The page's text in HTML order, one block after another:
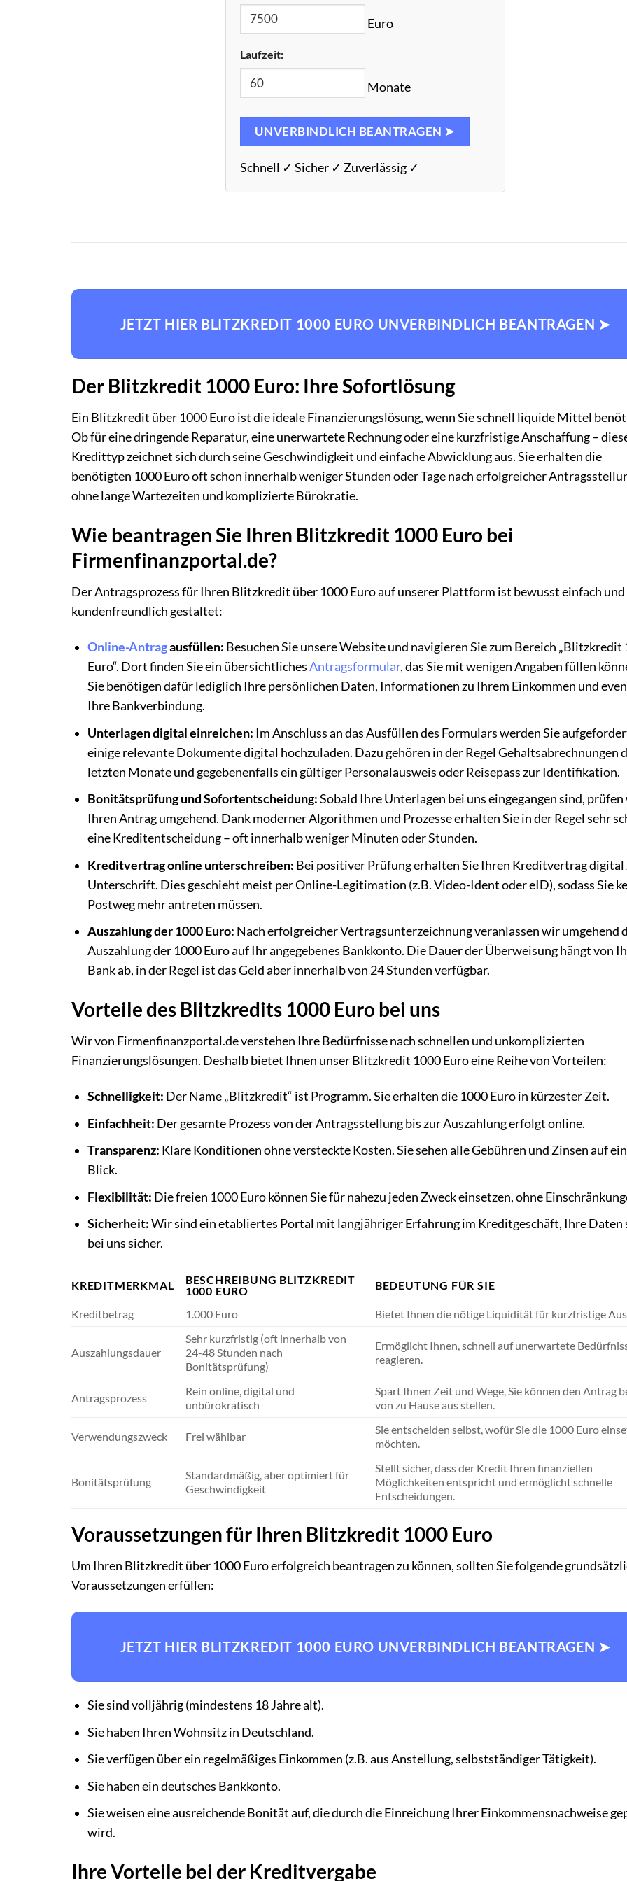
Euro
Laufzeit:
Monate
UNVERBINDLICH BEANTRAGEN ➤
Schnell ✓ Sicher ✓ Zuverlässig ✓
JETZT HIER BLITZKREDIT 1000 EURO UNVERBINDLICH BEANTRAGEN ➤
Der Blitzkredit 1000 Euro: Ihre Sofortlösung
Ein Blitzkredit über 1000 Euro ist die ideale Finanzierungslösung, wenn Sie schnell liquide Mittel
Ob für eine dringende Reparatur, eine unerwartete Rechnung oder eine kurzfristige Anschaffung –
Kredittyp zeichnet sich durch seine Geschwindigkeit und einfache Abwicklung aus. Sie erhalten die
benötigten 1000 Euro oft schon innerhalb weniger Stunden oder Tage nach erfolgreicher
ohne lange Wartezeiten und komplizierte Bürokratie.
Wie beantragen Sie Ihren Blitzkredit 1000 Euro bei
Firmenfinanzportal.de?
Der Antragsprozess für Ihren Blitzkredit über 1000 Euro auf unserer Plattform ist bewusst einfach und
kundenfreundlich gestaltet:
Online-Antragausfüllen: Besuchen Sie unsere Website und navigieren Sie zum Bereich „Blitzkredit
Euro“. Dort finden Sie ein übersichtlichesAntragsformular, das Sie mit wenigen Angaben füllen
Sie benötigen dafür lediglich Ihre persönlichen Daten, Informationen zu Ihrem Einkommen und
Ihre Bankverbindung.
Unterlagen digital einreichen: Im Anschluss an das Ausfüllen des Formulars werden Sie
einige relevante Dokumente digital hochzuladen. Dazu gehören in der Regel Gehaltsabrechnungen
letzten Monate und gegebenenfalls ein gültiger Personalausweis oder Reisepass zur Identifikation.
Bonitätsprüfung und Sofortentscheidung:Sobald Ihre Unterlagen bei uns eingegangen sind,
Ihren Antrag umgehend. Dank moderner Algorithmen und Prozesse erhalten Sie in der Regel sehr
eine Kreditentscheidung – oft innerhalb weniger Minuten oder Stunden.
Kreditvertrag online unterschreiben: Bei positiver Prüfung erhalten Sie Ihren Kreditvertrag digital
Unterschrift. Dies geschieht meist per Online-Legitimation (z.B. Video-Ident oder eID), sodass Sie
Postweg mehr antreten müssen.
Auszahlung der 1000 Euro: Nach erfolgreicher Vertragsunterzeichnung veranlassen wir umgehend
Auszahlung der 1000 Euro auf Ihr angegebenes Bankkonto. Die Dauer der Überweisung hängt von
Bank ab, in der Regel ist das Geld aber innerhalb von 24 Stunden verfügbar.
Vorteile des Blitzkredits 1000 Euro bei uns
Wir von Firmenfinanzportal.de verstehen Ihre Bedürfnisse nach schnellen und unkomplizierten
Finanzierungslösungen. Deshalb bietet Ihnen unser Blitzkredit 1000 Euro eine Reihe von Vorteilen:
Schnelligkeit: Der Name „Blitzkredit“ ist Programm. Sie erhalten die 1000 Euro in kürzester Zeit.
Einfachheit: Der gesamte Prozess von der Antragsstellung bis zur Auszahlung erfolgt online.
Transparenz: Klare Konditionen ohne versteckte Kosten. Sie sehen alle Gebühren und Zinsen auf
Blick.
Flexibilität: Die freien 1000 Euro können Sie für nahezu jeden Zweck einsetzen, ohne
Sicherheit:Wir sind ein etabliertes Portal mit langjähriger Erfahrung im Kreditgeschäft, Ihre Daten
bei uns sicher.
KREDITMERKMAL
BESCHREIBUNG BLITZKREDIT
1000 EURO
BEDEUTUNG FÜR SIE
Kreditbetrag 1.000 Euro Bietet Ihnen die nötige Liquidität für kurzfristige
Auszahlungsdauer
Sehr kurzfristig (oft innerhalb von
24-48 Stunden nach
Bonitätsprüfung)
Ermöglicht Ihnen, schnell auf unerwartete
reagieren.
Antragsprozess
Rein online, digital und
unbürokratisch
Spart Ihnen Zeit und Wege, Sie können den Antrag
von zu Hause aus stellen.
Verwendungszweck Frei wählbar
Sie entscheiden selbst, wofür Sie die 1000 Euro
möchten.
Bonitätsprüfung
Standardmäßig, aber optimiert für
Geschwindigkeit
Stellt sicher, dass der Kredit Ihren finanziellen
Möglichkeiten entspricht und ermöglicht schnelle
Entscheidungen.
Voraussetzungen für Ihren Blitzkredit 1000 Euro
Um Ihren Blitzkredit über 1000 Euro erfolgreich beantragen zu können, sollten Sie folgende
Voraussetzungen erfüllen:
JETZT HIER BLITZKREDIT 1000 EURO UNVERBINDLICH BEANTRAGEN ➤
Sie sind volljährig (mindestens 18 Jahre alt).
Sie haben Ihren Wohnsitz in Deutschland.
Sie verfügen über ein regelmäßiges Einkommen (z.B. aus Anstellung, selbstständiger Tätigkeit).
Sie haben ein deutsches Bankkonto.
Sie weisen eine ausreichende Bonität auf, die durch die Einreichung Ihrer Einkommensnachweise
wird.
Ihre Vorteile bei der Kreditvergabe